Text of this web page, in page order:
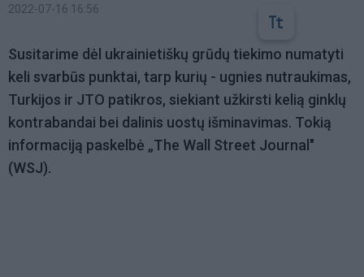
2022-07-16 16:56
Susitarime dėl ukrainietiškų grūdų tiekimo numatyti
keli svarbūs punktai, tarp kurių - ugnies nutraukimas,
Turkijos ir JTO patikros, siekiant užkirsti kelią ginklų
kontrabandai bei dalinis uostų išminavimas. Tokią
informaciją paskelbė „The Wall Street Journal"
(WSJ).